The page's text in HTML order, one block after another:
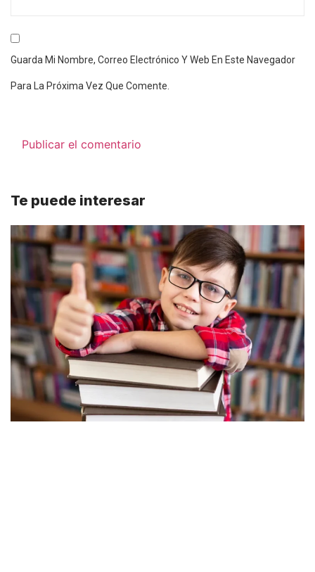
Guarda Mi Nombre, Correo Electrónico Y Web En Este Navegador
Para La Próxima Vez Que Comente.
Te puede interesar